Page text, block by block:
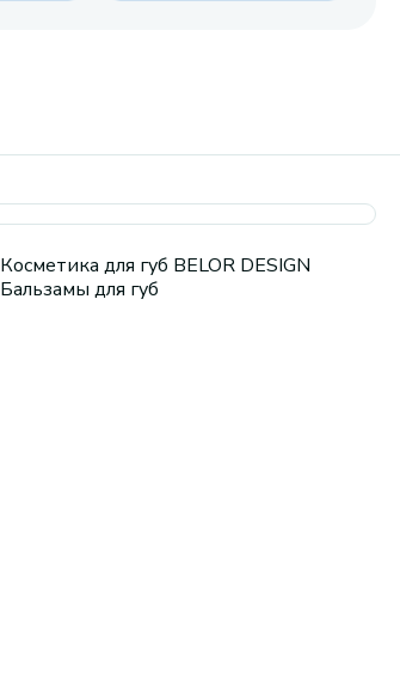
Косметика для губ BELOR DESIGN
Бальзамы для губ